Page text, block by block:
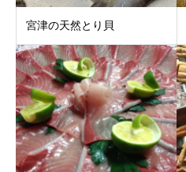
宮津の天然とり貝